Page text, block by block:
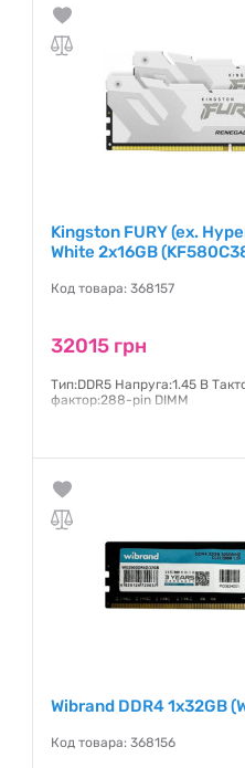
Kingston FURY (ex.
White 2x16GB
Код товара: 368157
32015 грн
Тип:DDR5 Напруга:1.45 В
фактор:288-pin DIMM
Wibrand DDR4 1x32GB
Код товара: 368156